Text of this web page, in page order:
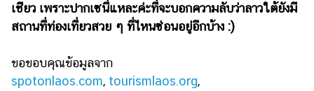
เชียว เพราะปากเซนี่แหละค่ะที่จะบอกความลับว่าลาวใต้ยังมี
สถานที่ท่องเที่ยวสวย ๆ ที่ไหนซ่อนอยู่อีกบ้าง :)
ขอขอบคุณข้อมูลจาก
spotonlaos.com, tourismlaos.org,